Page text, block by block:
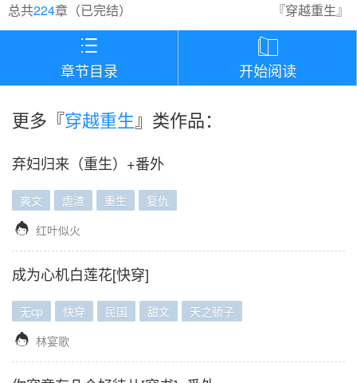
总共224章（已完结） 『穿越重生』

章节目录

开始阅读
更多『穿越重生 』类作品：
弃妇归来（重生）+番外
爽文 虐渣 重生 复仇
 红叶似火
成为心机白莲花[快穿]
无cp 快穿 民国 甜文 天之骄子
 林宴歌